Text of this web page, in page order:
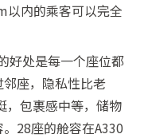
以内的乘客可以完全
好处是每一个座位都
座，隐私性比老
，包裹感中等，储物
28座的舱容在A330